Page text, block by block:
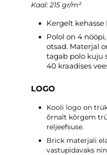
Kaal: 215 gr/m²
Kergelt
Polol on 4
otsad. Materjal
tagab polo kuju
40 kraadises
LOGO
Kooli logo on
õrnalt kõrgem
reljeefsuse.
Brick materjali
vastupidavaks